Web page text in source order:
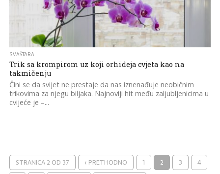
SVAŠTARA
Trik sa krompirom uz koji orhideja cvjeta kao na
takmičenju
Čini se da svijet ne prestaje da nas iznenađuje neobičnim
trikovima za njegu biljaka. Najnoviji hit među zaljubljenicima u
cvijeće je –...
STRANICA 2 OD 37 ‹ PRETHODNO 1 2 3
4